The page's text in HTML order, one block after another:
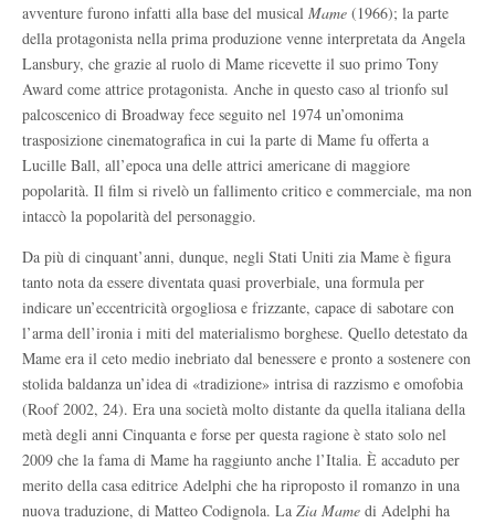
avventure furono infatti alla base del musical Mame (1966); la parte
della protagonista nella prima produzione venne interpretata da Angela
Lansbury, che grazie al ruolo di Mame ricevette il suo primo Tony
Award come attrice protagonista. Anche in questo caso al trionfo sul
palcoscenico di Broadway fece seguito nel 1974 un’omonima
trasposizione cinematografica in cui la parte di Mame fu offerta a
Lucille Ball, all’epoca una delle attrici americane di maggiore
popolarità. Il film si rivelò un fallimento critico e commerciale, ma non
intaccò la popolarità del personaggio.
Da più di cinquant’anni, dunque, negli Stati Uniti zia Mame è figura
tanto nota da essere diventata quasi proverbiale, una formula per
indicare un’eccentricità orgogliosa e frizzante, capace di sabotare con
l’arma dell’ironia i miti del materialismo borghese. Quello detestato da
Mame era il ceto medio inebriato dal benessere e pronto a sostenere con
stolida baldanza un’idea di «tradizione» intrisa di razzismo e omofobia
(Roof 2002, 24). Era una società molto distante da quella italiana della
metà degli anni Cinquanta e forse per questa ragione è stato solo nel
2009 che la fama di Mame ha raggiunto anche l’Italia. È accaduto per
merito della casa editrice Adelphi che ha riproposto il romanzo in una
nuova traduzione, di Matteo Codignola. La Zia Mame di Adelphi ha